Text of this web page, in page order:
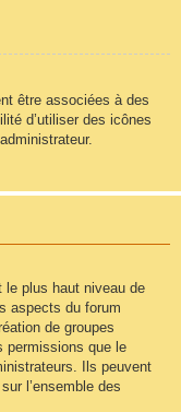
être associées à des
d’utiliser des icônes
le plus haut niveau de
aspects du forum
de groupes
permissions que le
Ils peuvent
l’ensemble des